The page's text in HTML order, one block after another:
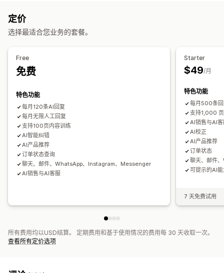
自动回复
弃购恢复 货到付款验证
自定义
颜色和字体
聊天按钮 标记
帮助中心
基于规则的触发器
客户通知
反馈问卷
定价
选择最适合您业务的套餐。
Free
免费
特色功能
每月120条AI回复
每月无限人工回复
支持100页内容训练
AI智能纠错
AI产品推荐
订单状态查询
聊天、邮件、WhatsApp、Instagram、Messenger
AI销售与AI客服
Starter
$49/月
特色功能
每月500条
支持1,000 页
AI销售与AI
AI校正
AI产品推荐
订单状态
聊天、邮件
可提示的AI
7 天免费试用
所有费用均以USD结算。 定期费用和基于使用情况的费用每 30 天收取一次。
查看所有定价选项